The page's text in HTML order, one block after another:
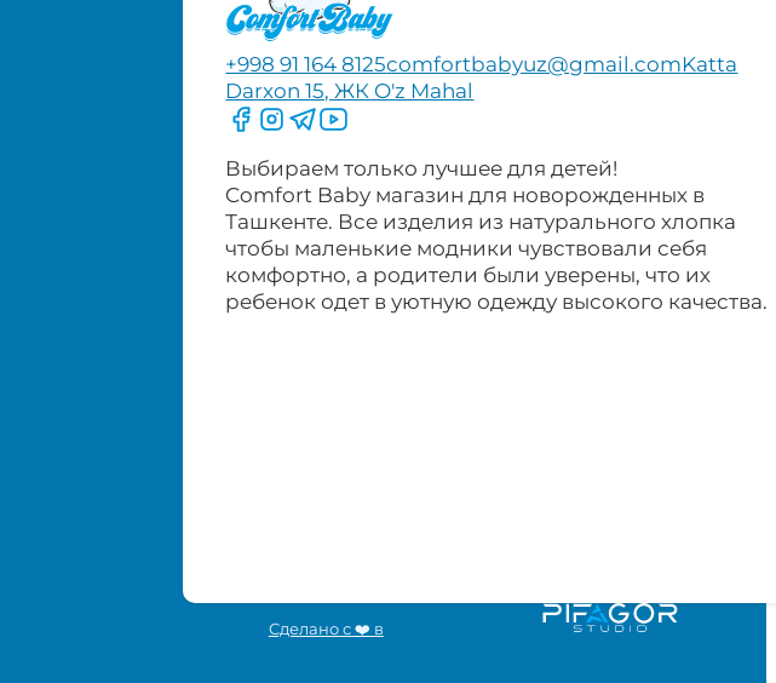
+998 91 164 8125comfortbabyuz@gmail.comKatta
Darxon 15, ЖК O'z Mahal
Следите за нами на Facebook
Следите за нами в Instagram
Следите за нами в Telegram
Следите за нами в YouTube
Выбираем только лучшее для детей!
Comfort Baby магазин для новорожденных в
Ташкенте. Все изделия из натурального хлопка
чтобы маленькие модники чувствовали себя
комфортно, а родители были уверены, что их
ребенок одет в уютную одежду высокого качества.
Сделано с ❤️ в